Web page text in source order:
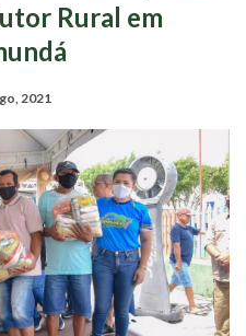
Rural em
2021